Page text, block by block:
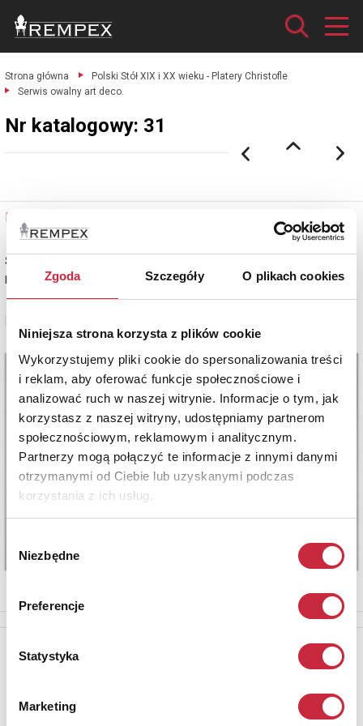
Zgoda Szczegóły O plikach cookies
Niniejsza strona korzysta z plików cookie
Wykorzystujemy pliki cookie do spersonalizowania treści
i reklam, aby oferować funkcje społecznościowe i
analizować ruch w naszej witrynie. Informacje o tym, jak
korzystasz z naszej witryny, udostępniamy partnerom
społecznościowym, reklamowym i analitycznym.
Partnerzy mogą połączyć te informacje z innymi danymi
otrzymanymi od Ciebie lub uzyskanymi podczas
korzystania z ich usług.
zgody
Niezbędne
Preferencje
Statystyka
Marketing
Strona główna
Polski Stół XIX i XX wieku - Platery Christofle
Serwis owalny art deco.
Nr katalogowy: 31
Nr katalogowy: 31
Serwis owalny art deco
plater sygnowany